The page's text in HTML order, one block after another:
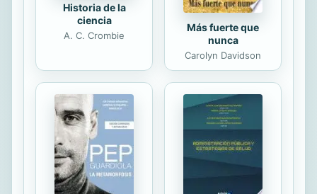
Historia de la
ciencia
A. C. Crombie
Más fuerte que
nunca
Carolyn Davidson